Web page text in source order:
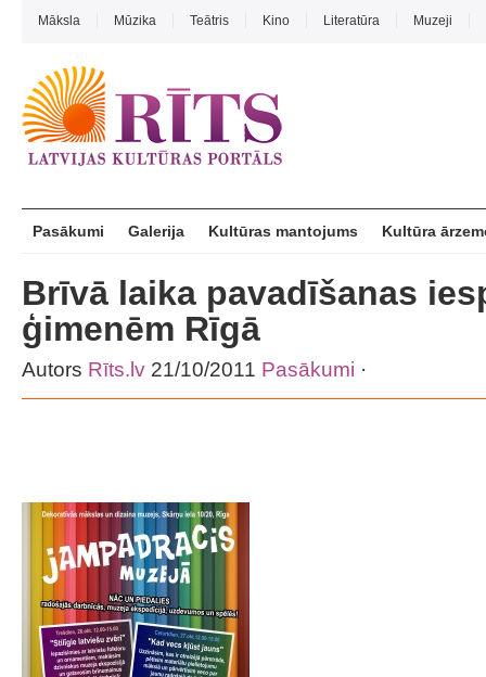
Māksla Mūzika Teātris Kino Literatūra Muzeji
Pasākumi Galerija Kultūras mantojums Kultūra
Brīvā laika pavadīšanas
ģimenēm Rīgā
Autors Rīts.lv 21/10/2011 Pasākumi ·